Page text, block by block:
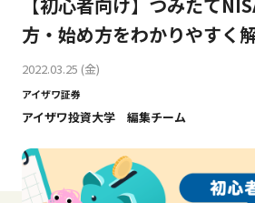
方・始め方をわかりやすく
2022.03.25 (金)
アイザワ証券
アイザワ投資大学 編集チーム